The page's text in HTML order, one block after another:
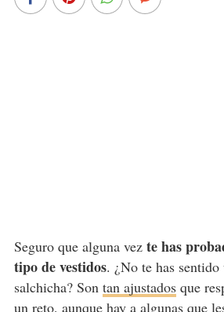
Seguro que alguna vez te has
tipo de vestidos. ¿No te has
salchicha? Son tan ajustadosque
un reto, aunque hay a algunas que